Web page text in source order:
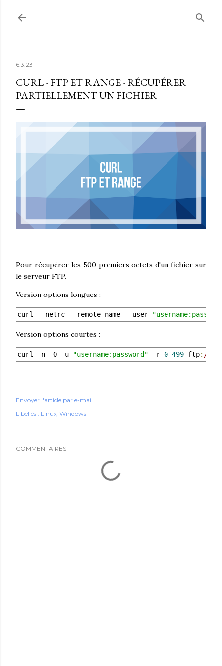
6.3.23
CURL - FTP ET RANGE - RÉCUPÉRER
PARTIELLEMENT UN FICHIER
Pour récupérer les 500 premiers octets d'un fichier sur
le serveur FTP.
Version options longues :
curl --netrc -- remote-name --user
Version options courtes :
curl -n -O -u "username:password" - r 0-499 ftp: //
Envoyer l'article par e-mail
Libellés : Linux Windows
COMMENTAIRES